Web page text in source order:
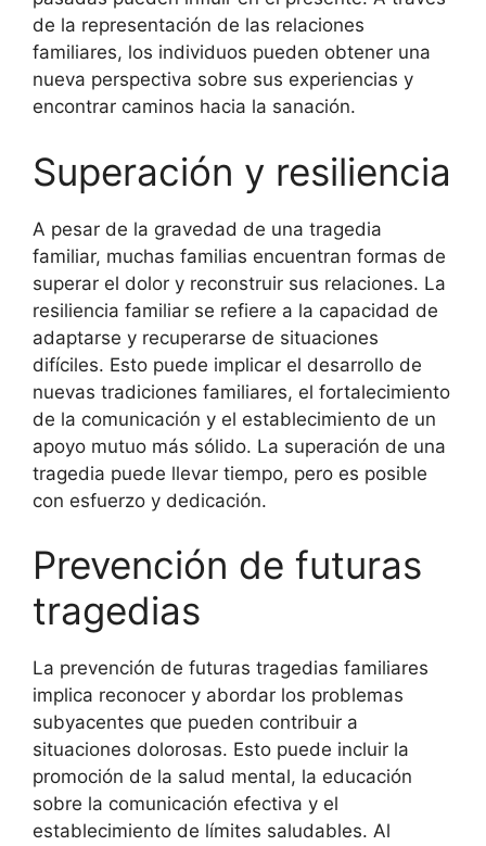
de la representación de las relaciones
familiares, los individuos pueden obtener una
nueva perspectiva sobre sus experiencias y
encontrar caminos hacia la sanación.
Superación y resiliencia
A pesar de la gravedad de una tragedia
familiar, muchas familias encuentran formas de
superar el dolor y reconstruir sus relaciones. La
resiliencia familiar se refiere a la capacidad de
adaptarse y recuperarse de situaciones
difíciles. Esto puede implicar el desarrollo de
nuevas tradiciones familiares, el fortalecimiento
de la comunicación y el establecimiento de un
apoyo mutuo más sólido. La superación de una
tragedia puede llevar tiempo, pero es posible
con esfuerzo y dedicación.
Prevención de futuras
tragedias
La prevención de futuras tragedias familiares
implica reconocer y abordar los problemas
subyacentes que pueden contribuir a
situaciones dolorosas. Esto puede incluir la
promoción de la salud mental, la educación
sobre la comunicación efectiva y el
establecimiento de límites saludables. Al